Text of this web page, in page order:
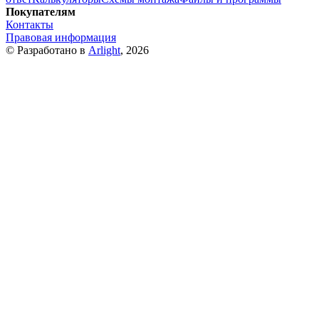
Покупателям
Контакты
Правовая информация
© Разработано в Arlight, 2026